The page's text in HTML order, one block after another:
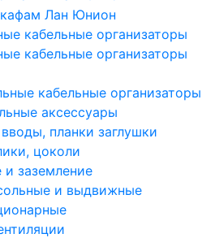
Лан Юнион
кабельные организаторы
кабельные организаторы
кабельные организаторы
аксессуары
планки заглушки
цоколи
заземление
и выдвижные